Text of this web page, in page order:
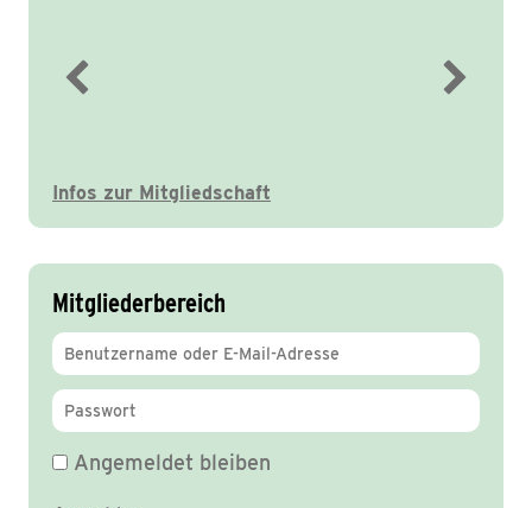
Infos zur Mitgliedschaft
Mitgliederbereich
Angemeldet bleiben